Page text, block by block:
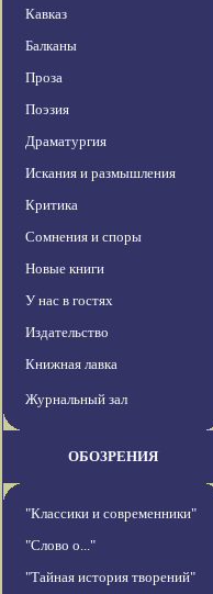
Кавказ
Балканы
Проза
Поэзия
Драматургия
Искания и размышления
Критика
Сомнения и споры
Новые книги
У нас в гостях
Издательство
Книжная лавка
Журнальный зал
ОБОЗРЕНИЯ
"Классики и современники"
"Слово о..."
"Тайная история творений"